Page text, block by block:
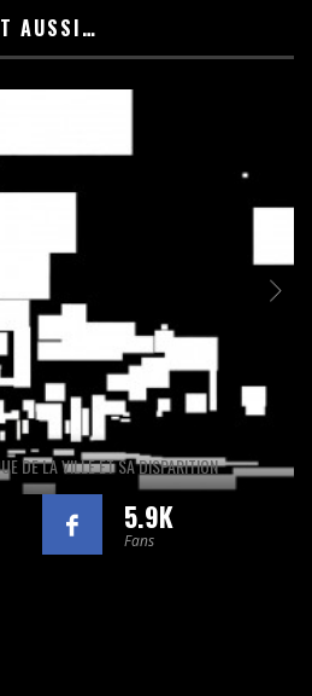
AUSSI…
DE LA VILLE ET SA DISPARITION
5.9K
Fans